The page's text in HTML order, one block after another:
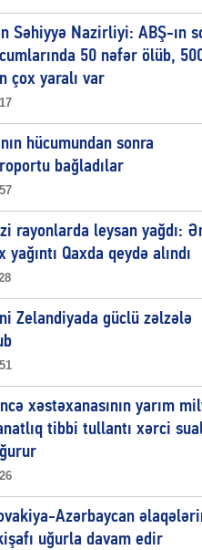
Səhiyyə Nazirliyi: ABŞ-ın
50 nəfər ölüb,
çox yaralı var
hücumundan sonra
bağladılar
rayonlarda leysan yağdı:
yağıntı Qaxda qeydə alındı
Zelandiyada güclü zəlzələ
xəstəxanasının yarım
tibbi tullantı xərci
Azərbaycan
uğurla davam edir